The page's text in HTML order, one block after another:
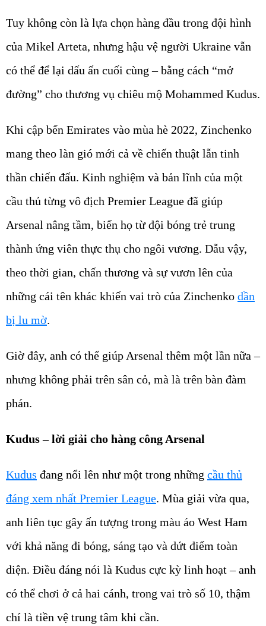
Tuy không còn là lựa chọn hàng đầu trong đội hình
của Mikel Arteta, nhưng hậu vệ người Ukraine vẫn
có thể để lại dấu ấn cuối cùng – bằng cách “mở
đường” cho thương vụ chiêu mộ Mohammed Kudus.
Khi cập bến Emirates vào mùa hè 2022, Zinchenko
mang theo làn gió mới cả về chiến thuật lẫn tinh
thần chiến đấu. Kinh nghiệm và bản lĩnh của một
cầu thủ từng vô địch Premier League đã giúp
Arsenal nâng tầm, biến họ từ đội bóng trẻ trung
thành ứng viên thực thụ cho ngôi vương. Dẫu vậy,
theo thời gian, chấn thương và sự vươn lên của
những cái tên khác khiến vai trò của Zinchenko dần
bị lu mờ.
Giờ đây, anh có thể giúp Arsenal thêm một lần nữa –
nhưng không phải trên sân cỏ, mà là trên bàn đàm
phán.
Kudus – lời giải cho hàng công Arsenal
Kudus đang nổi lên như một trong những cầu thủ
đáng xem nhất Premier League. Mùa giải vừa qua,
anh liên tục gây ấn tượng trong màu áo West Ham
với khả năng đi bóng, sáng tạo và dứt điểm toàn
diện. Điều đáng nói là Kudus cực kỳ linh hoạt – anh
có thể chơi ở cả hai cánh, trong vai trò số 10, thậm
chí là tiền vệ trung tâm khi cần.